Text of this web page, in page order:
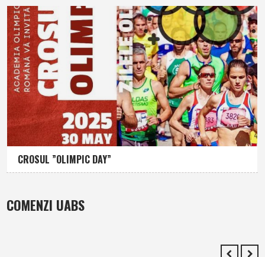
CROSUL ”OLIMPIC DAY”
COMENZI UABS